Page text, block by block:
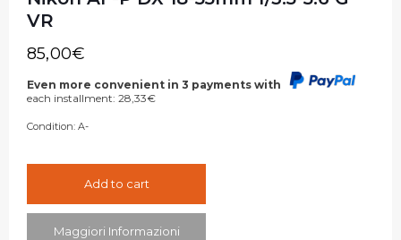
VR
85,00€
Even more convenient in 3 payments with
each installment: 28,33€
Condition: A-
Add to cart
Maggiori Informazioni